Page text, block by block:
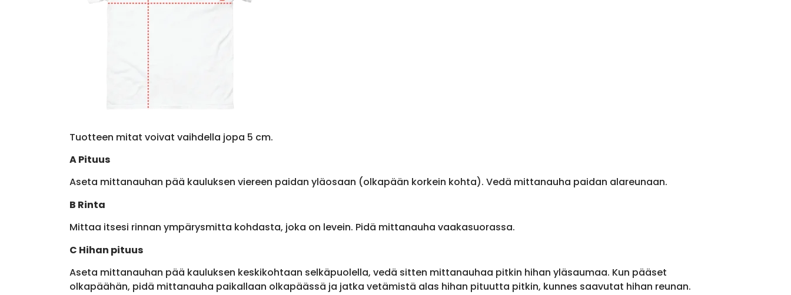
Tuotteen mitat voivat vaihdella jopa 5 cm.
A Pituus
Aseta mittanauhan pää kauluksen viereen paidan yläosaan (olkapään korkein kohta). Vedä mittanauha paidan alareunaan.
B Rinta
Mittaa itsesi rinnan ympärysmitta kohdasta, joka on levein. Pidä mittanauha vaakasuorassa.
C Hihan pituus
Aseta mittanauhan pää kauluksen keskikohtaan selkäpuolella, vedä sitten mittanauhaa pitkin hihan yläsaumaa. Kun pääset
olkapäähän, pidä mittanauha paikallaan olkapäässä ja jatka vetämistä alas hihan pituutta pitkin, kunnes saavutat hihan reunan.